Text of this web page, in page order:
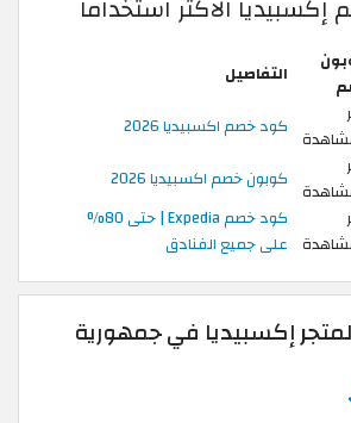
الاكثر استخداما
التفاصيل
كود خصم اكسبيديا 2026
كوبون خصم اكسبيديا 2026
كود خصم Expedia | حتى 80%
على جميع الفنادق
لمتجر إكسبيديا في جمهورية